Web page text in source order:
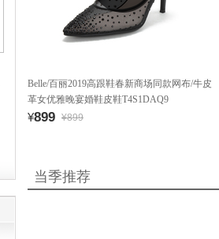
Belle/百丽2019高跟鞋春新商场同款网布/牛皮
革女优雅晚宴婚鞋皮鞋T4S1DAQ9
¥899 ¥899
当季推荐